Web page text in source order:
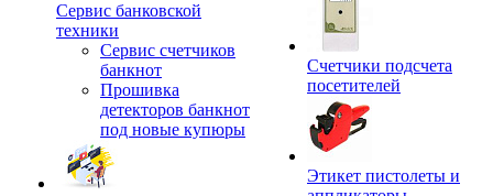
Сервис банковской
техники
Сервис счетчиков
банкнот
Прошивка
детекторов банкнот
под новые купюры
Счетчики подсчета
посетителей
Этикет пистолеты и